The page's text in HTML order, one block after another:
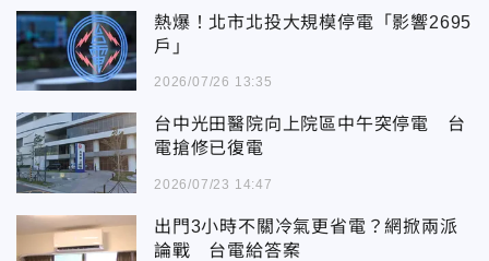
熱爆！北市北投大規模停電「影響2695
戶」
2026/07/26 13:35
台中光田醫院向上院區中午突停電 台
電搶修已復電
2026/07/23 14:47
出門3小時不關冷氣更省電？網掀兩派
論戰 台電給答案